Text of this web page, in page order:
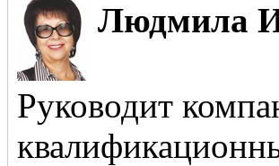
Людмила
Руководит